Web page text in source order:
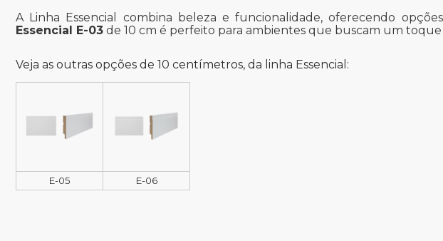
A Linha Essencial combina beleza e funcionalidade, oferecendo
Essencial E-03 de 10 cm é perfeito para ambientes que buscam um
Veja as outras opções de 10 centímetros, da linha Essencial:
E-05 E-06